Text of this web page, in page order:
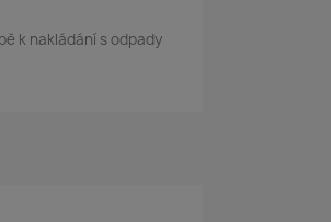
k nakládání s odpady